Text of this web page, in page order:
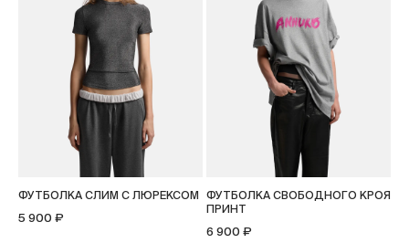
ФУТБОЛКА СЛИМ С ЛЮРЕКСОМ
5 900 ₽
ФУТБОЛКА СВОБОДНОГО КРОЯ
ПРИНТ
6 900 ₽